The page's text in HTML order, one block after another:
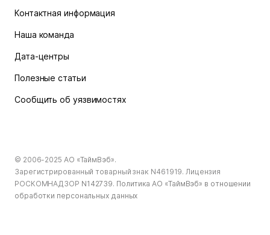
Контактная информация
Наша команда
Дата-центры
Полезные статьи
Сообщить об уязвимостях
© 2006-2025 АО «ТаймВэб».
Зарегистрированный товарный знак N461919. Лицензия
РОСКОМНАДЗОР N142739. Политика АО «ТаймВэб» в отношении
обработки персональных данных